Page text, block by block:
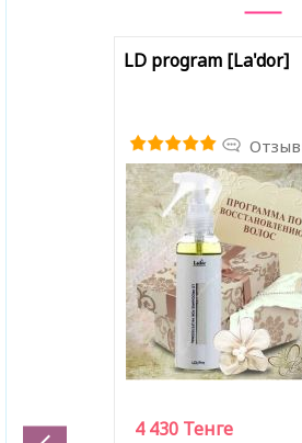
LD program [La'dor]
4 430 Тенге